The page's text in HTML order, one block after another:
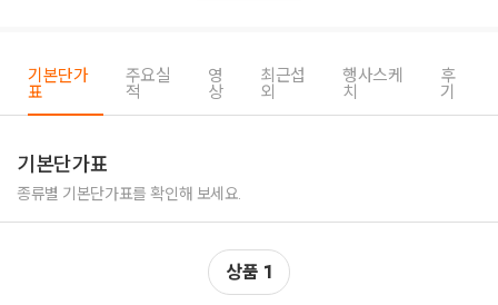
기본단가
표
주요실
적
영
상
최근섭
외
행사스케
치
후
기
기본단가표
종류별 기본단가표를 확인해 보세요.
상품 1